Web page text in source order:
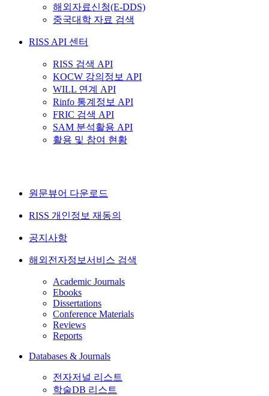
해외자료신청(E-DDS)
중국대학 자료 검색
RISS API 센터
RISS 검색 API
KOCW 강의정보 API
WILL 연계 API
Rinfo 통계정보 API
FRIC 검색 API
SAM 분석활용 API
활용 및 참여 현황
원문뷰어 다운로드
RISS 개인정보 재동의
공지사항
해외전자정보서비스 검색
Academic Journals
Ebooks
Dissertations
Conference Materials
Reviews
Reports
Databases & Journals
전자저널 리스트
학술DB 리스트